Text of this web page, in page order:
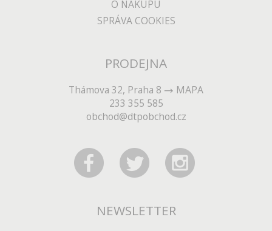
O NÁKUPU
SPRÁVA COOKIES
PRODEJNA
Thámova 32, Praha 8
MAPA
233 355 585
obchod@dtpobchod.cz
NEWSLETTER